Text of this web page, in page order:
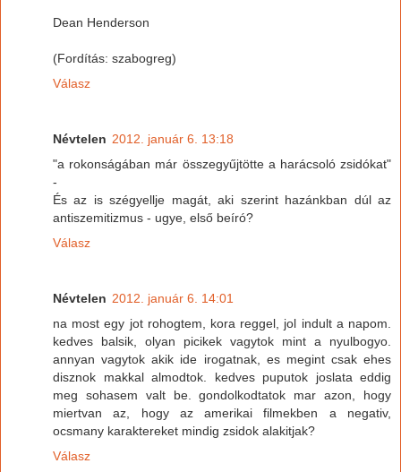
Dean Henderson
(Fordítás: szabogreg)
Válasz
Névtelen 2012. január 6. 13:18
"a rokonságában már összegyűjtötte a harácsoló zsidókat"
-
És az is szégyellje magát, aki szerint hazánkban dúl az
antiszemitizmus - ugye, első beíró?
Válasz
Névtelen 2012. január 6. 14:01
na most egy jot rohogtem, kora reggel, jol indult a napom.
kedves balsik, olyan picikek vagytok mint a nyulbogyo.
annyan vagytok akik ide irogatnak, es megint csak ehes
disznok makkal almodtok. kedves puputok joslata eddig
meg sohasem valt be. gondolkodtatok mar azon, hogy
miertvan az, hogy az amerikai filmekben a negativ,
ocsmany karaktereket mindig zsidok alakitjak?
Válasz